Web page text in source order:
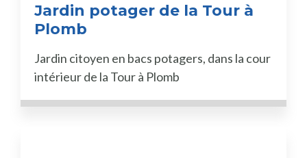
Jardin potager de la Tour à
Plomb
Jardin citoyen en bacs potagers, dans la cour
intérieur de la Tour à Plomb